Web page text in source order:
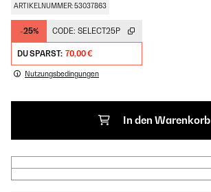
ARTIKELNUMMER: 53037863
-25% CODE: SELECT25P
DU SPARST: 70,00 €
Nutzungsbedingungen
In den Warenkorb